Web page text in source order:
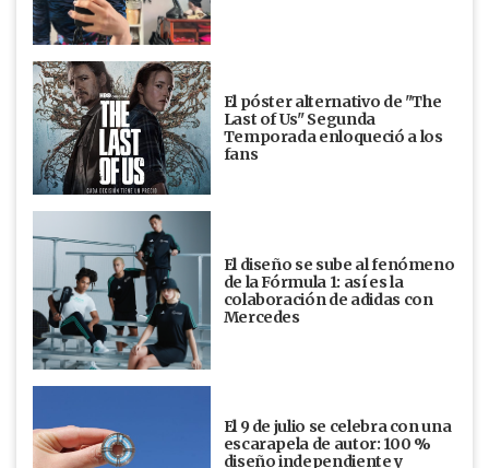
El póster alternativo de "The
Last of Us" Segunda
Temporada enloqueció a los
fans
El diseño se sube al fenómeno
de la Fórmula 1: así es la
colaboración de adidas con
Mercedes
El 9 de julio se celebra con una
escarapela de autor: 100 %
diseño independiente y